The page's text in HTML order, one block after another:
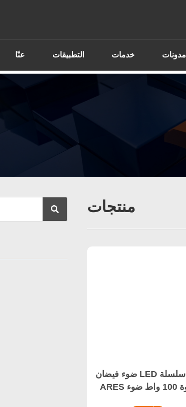
عنّا التطبيقات خدمات مدونات
منتجات
ضوء فيضان LED من سلسلة
ARES بقوة 100 واط ضوء